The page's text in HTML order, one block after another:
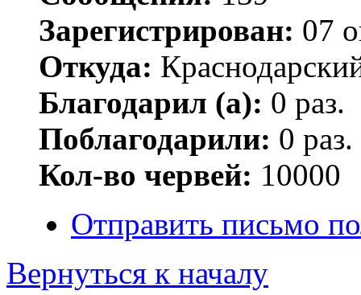
Зарегистрирован: 07
Откуда:
Благодарил (а): 0 раз.
Поблагодарили: 0 раз.
Кол-во червей: 10000
Отправить письмо
Вернуться к началу